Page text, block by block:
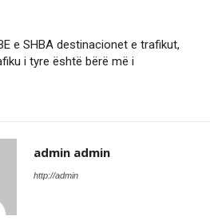
e SHBA destinacionet e trafikut,
i tyre është bërë më i
admin admin
http://admin